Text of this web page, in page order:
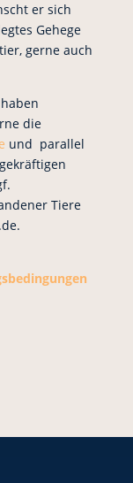
er sich
Gehege
gerne auch
die
und parallel
Tiere